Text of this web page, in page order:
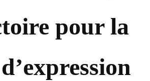
pour la